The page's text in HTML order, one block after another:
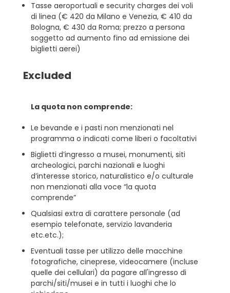
Tasse aeroportuali e security charges dei voli
di linea (€ 420 da Milano e Venezia, € 410 da
Bologna, € 430 da Roma; prezzo a persona
soggetto ad aumento fino ad emissione dei
biglietti aerei)
Excluded
La quota non comprende:
Le bevande e i pasti non menzionati nel
programma o indicati come liberi o facoltativi
Biglietti d’ingresso a musei, monumenti, siti
archeologici, parchi nazionali e luoghi
d’interesse storico, naturalistico e/o culturale
non menzionati alla voce “la quota
comprende”
Qualsiasi extra di carattere personale (ad
esempio telefonate, servizio lavanderia
etc.etc.);
Eventuali tasse per utilizzo delle macchine
fotografiche, cineprese, videocamere (incluse
quelle dei cellulari) da pagare all'ingresso di
parchi/siti/musei e in tutti i luoghi che lo